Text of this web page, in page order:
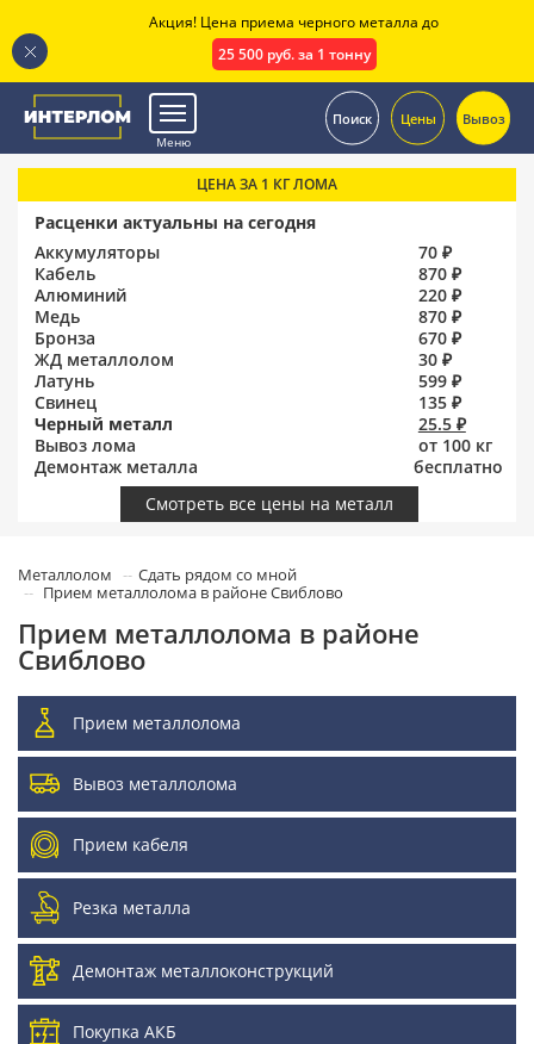
Меню
Поиск Цены Вывоз
ЦЕНА ЗА 1 КГ ЛОМА
Расценки актуальны на сегодня
Аккумуляторы
70 ₽
Кабель
870 ₽
Алюминий
220 ₽
Медь
870 ₽
Бронза
670 ₽
ЖД металлолом
30 ₽
Латунь
599 ₽
Свинец
135 ₽
Черный металл
25.5 ₽
Вывоз лома
от 100 кг
Демонтаж металла
бесплатно
Смотреть все цены на металл
Металлолом
Сдать рядом со мной
Прием металлолома в районе Свиблово
Прием металлолома в районе
Свиблово
Прием металлолома
Вывоз металлолома
Прием кабеля
Резка металла
Демонтаж металлоконструкций
Покупка АКБ
Акция! Цена приема черного металла до
25 500 руб. за 1 тонну
.